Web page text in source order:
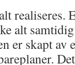
realiseres.
alt
er skapt